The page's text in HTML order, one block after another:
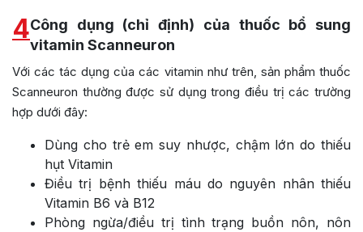
4Công dụng (chỉ định) của thuốc bổ sung
vitamin Scanneuron
Với các tác dụng của các vitamin như trên, sản phẩm thuốc
Scanneuron thường được sử dụng trong điều trị các trường
hợp dưới đây:
Dùng cho trẻ em suy nhược, chậm lớn do thiếu
hụt Vitamin
Điều trị bệnh thiếu máu do nguyên nhân thiếu
Vitamin B6 và B12
Phòng ngừa/điều trị tình trạng buồn nôn, nôn